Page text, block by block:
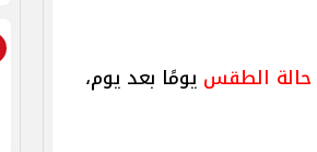
حالة الطقس يومًا بعد يوم،